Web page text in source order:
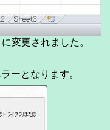
変更されました。
ーとなります。